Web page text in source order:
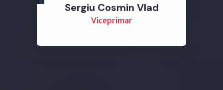
Sergiu Cosmin Vlad
Viceprimar